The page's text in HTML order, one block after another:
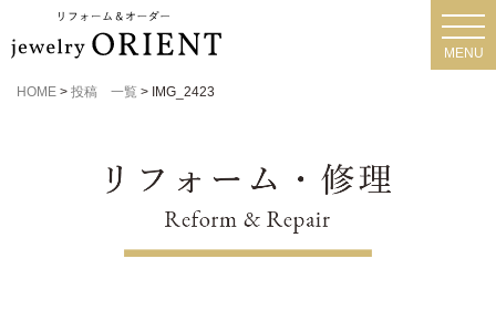
MENU
HOME > 投稿 一覧 > IMG_2423